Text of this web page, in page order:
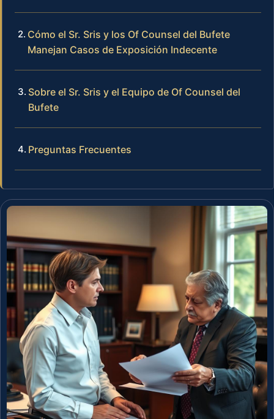
Cómo el Sr. Sris y los Of Counsel del Bufete
Manejan Casos de Exposición Indecente
Sobre el Sr. Sris y el Equipo de Of Counsel del
Bufete
Preguntas Frecuentes